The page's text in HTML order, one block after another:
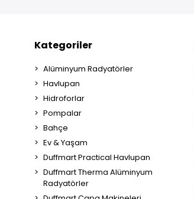
Kategoriler
Alüminyum Radyatörler
Havlupan
Hidroforlar
Pompalar
Bahçe
Ev & Yaşam
Duffmart Practical Havlupan
Duffmart Therma Alüminyum
Radyatörler